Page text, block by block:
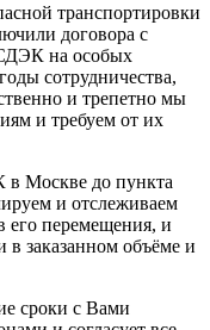
транспортировки
договора с
на особых
сотрудничества,
и трепетно мы
и требуем от их
в Москве до пункта
и отслеживаем
его перемещения, и
в заказанном объёме и
сроки с Вами